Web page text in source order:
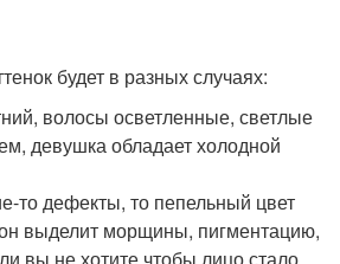
будет в разных случаях:
волосы осветленные, светлые
девушка обладает холодной
то дефекты, то пепельный цвет
выделит морщины, пигментацию,